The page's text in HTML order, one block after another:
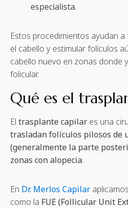
especialista.
Estos procedimientos ayudan
el cabello y estimular folículos
cabello nuevo en zonas donde
folicular.
Qué es el
El trasplante capilar es una
trasladan folículos pilosos de
(generalmente la parte
zonas con alopecia.
En Dr. Merlos Capilar
como la FUE (Follicular Unit